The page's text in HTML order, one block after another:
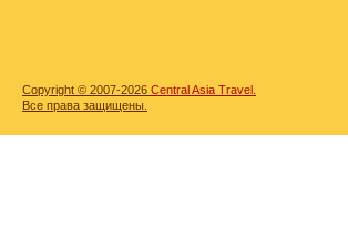
Copyright © 2007-2026 Central Asia Travel.
Все права защищены.